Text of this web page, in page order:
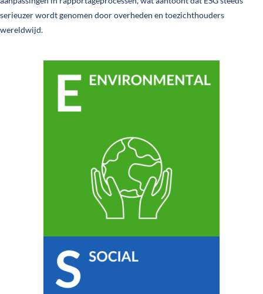
serieuzer wordt genomen door overheden en toezichthouders
wereldwijd.